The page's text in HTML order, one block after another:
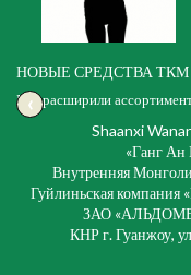
НОВЫЕ СРЕДСТВА ТКМ
Мы расширили
‹
Shaanxi
«Ганг Ан
Внутренняя
Гуйлиньская компания
ЗАО
КНР г. Гуанжоу,